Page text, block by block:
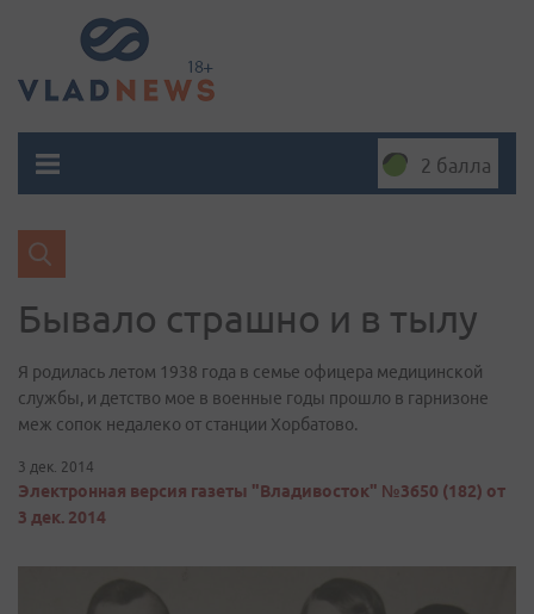
2 балла
Бывало страшно и в тылу
Я родилась летом 1938 года в семье офицера медицинской
службы, и детство мое в военные годы прошло в гарнизоне
меж сопок недалеко от станции Хорбатово.
3 дек. 2014
Электронная версия газеты "Владивосток" №3650 (182) от
3 дек. 2014